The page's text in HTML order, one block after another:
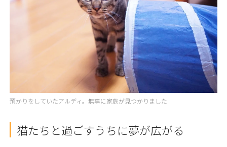
預かりをしていたアルディ。無事に家族が見つかりました
猫たちと過ごすうちに夢が広がる